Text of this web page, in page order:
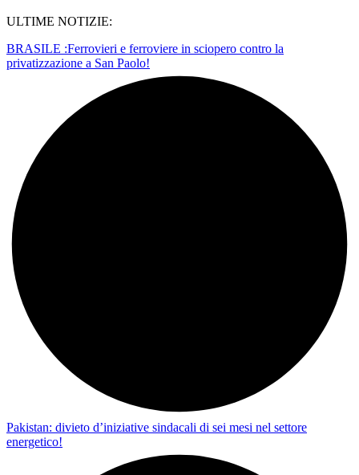
ULTIME NOTIZIE:
BRASILE :Ferrovieri e ferroviere in sciopero contro la
privatizzazione a San Paolo!
Pakistan: divieto d’iniziative sindacali di sei mesi nel settore
energetico!